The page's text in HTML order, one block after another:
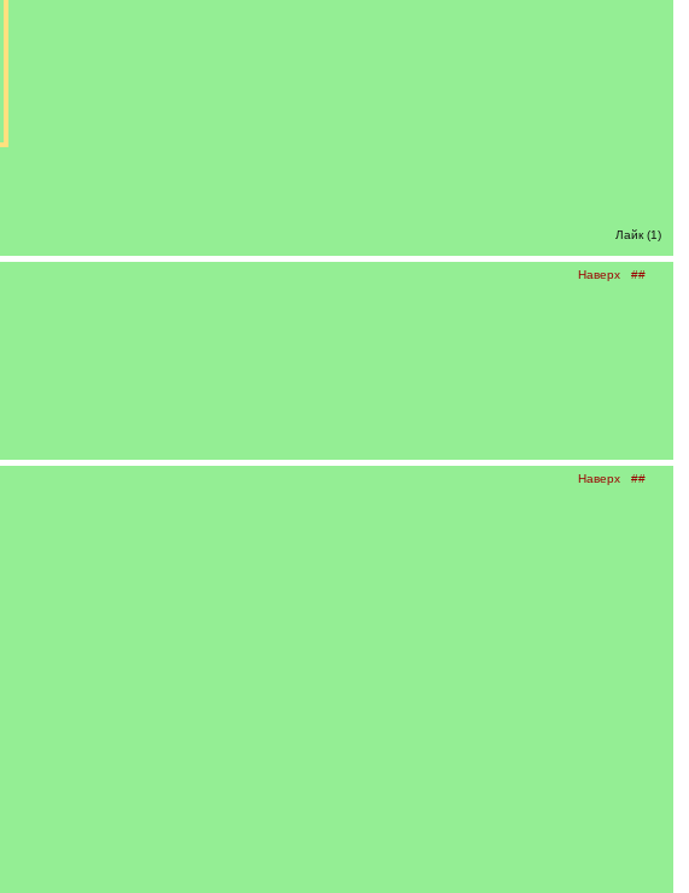
Лайк (1)
Наверх ##
Наверх ##